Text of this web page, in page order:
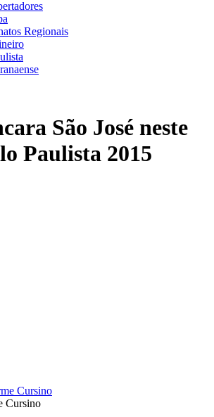
Regionais
São José neste
Paulista 2015
Cursino